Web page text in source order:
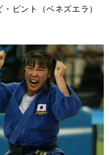
ピント（ベネズエラ）